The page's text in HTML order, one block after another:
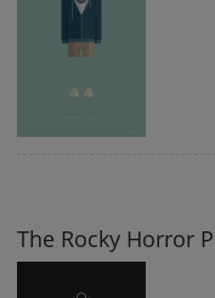
The Rocky Horror